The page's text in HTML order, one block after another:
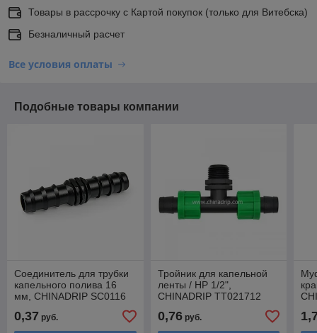
Товары в рассрочку с Картой покупок (только для Витебска)
Безналичный расчет
Все условия оплаты
Подобные товары компании
Соединитель для трубки
капельного полива 16
мм, CHINADRIP SC0116
0,37 руб.
Тройник для капельной
ленты / НР 1/2",
CHINADRIP TT021712
0,76руб.